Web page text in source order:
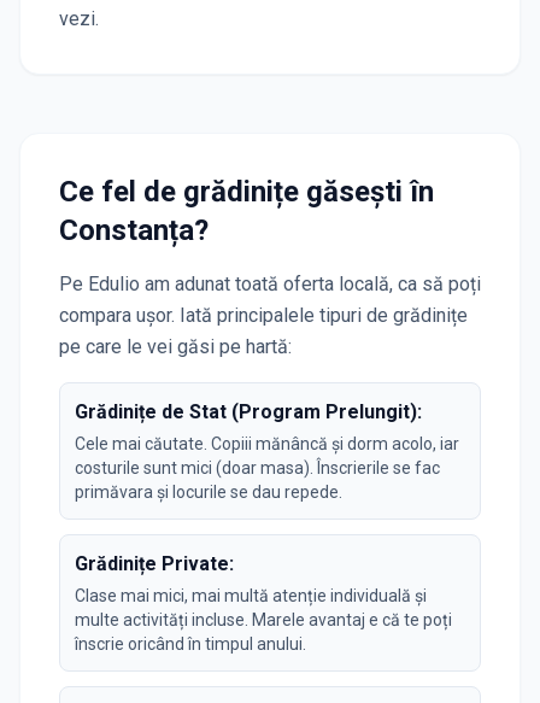
vezi.
Ce fel de grădinițe găsești în
Constanța?
Pe Edulio am adunat toată oferta locală, ca să poți
compara ușor. Iată principalele tipuri de grădinițe
pe care le vei găsi pe hartă:
Grădinițe de Stat (Program Prelungit):
Cele mai căutate. Copiii mănâncă și dorm acolo, iar
costurile sunt mici (doar masa). Înscrierile se fac
primăvara și locurile se dau repede.
Grădinițe Private:
Clase mai mici, mai multă atenție individuală și
multe activități incluse. Marele avantaj e că te poți
înscrie oricând în timpul anului.